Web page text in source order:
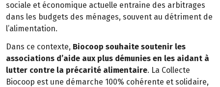
sociale et économique actuelle entraine des arbitrages
dans les budgets des ménages, souvent au détriment de
l’alimentation.
Dans ce contexte, Biocoop souhaite soutenir les
associations d’aide aux plus démunies en les aidant à
lutter contre la précarité alimentaire. La Collecte
Biocoop est une démarche 100% cohérente et solidaire,